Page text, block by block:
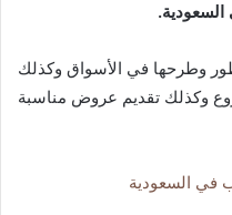
وطرحها في الأسواق وكذلك
وكذلك تقديم عروض مناسبة
في السعودية